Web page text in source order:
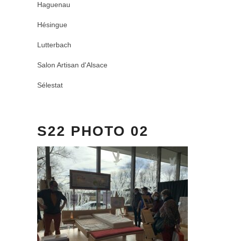
Haguenau
Hésingue
Lutterbach
Salon Artisan d'Alsace
Sélestat
S22 PHOTO 02